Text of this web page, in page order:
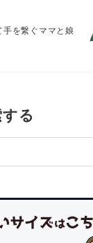
手を繋ぐママと娘
る